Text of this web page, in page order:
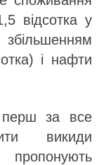
відсотка у
і нафти
перш за все
викиди
пропонують